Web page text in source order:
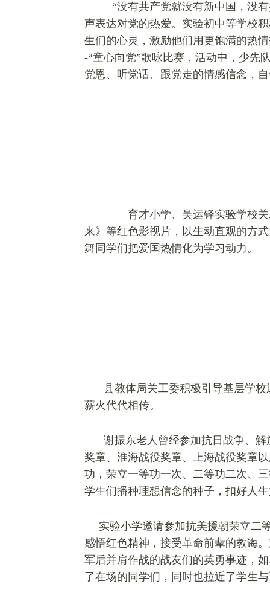
“没有共产党就没有新中国，没
声表达对党的热爱。实验初中等学校
生们的心灵，激励他们用更饱满的热
-“童心向党”歌咏比赛，活动中，少先
党恩、听党话、跟党走的情感信念，
育才小学、吴运铎实验学校关
来》等红色影视片，以生动直观的方
舞同学们把爱国热情化为学习动力。
县教体局关工委积极引导基层学
薪火代代相传。
谢振东老人曾经参加抗日战争、
奖章、淮海战役奖章、上海战役奖章
功，荣立一等功一次、二等功二次、
学生们播种理想信念的种子，扣好人
实验小学邀请参加抗美援朝荣立二
感悟红色精神，接受革命前辈的教诲
军后并肩作战的战友们的英勇事迹，
了在场的同学们，同时也拉近了学生